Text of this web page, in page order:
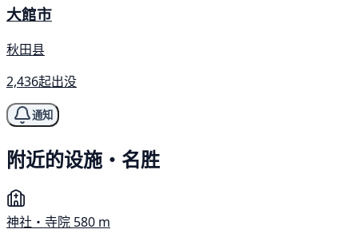
大館市
秋田县
2,436起出没
通知
附近的设施・名胜
神社・寺院 580 m